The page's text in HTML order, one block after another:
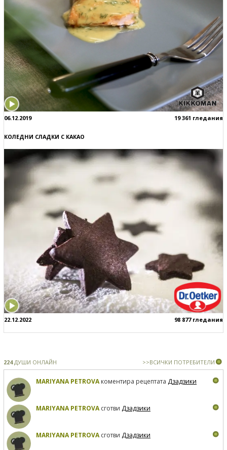
06.12.2019 19 361 гледания
КОЛЕДНИ СЛАДКИ С КАКАО
22.12.2022 98 877 гледания
224ДУШИ ОНЛАЙН >>ВСИЧКИ ПОТРЕБИТЕЛИ
MARIYANA PETROVAкоментира рецептата Дзадзики
MARIYANA PETROVAсготви Дзадзики
MARIYANA PETROVAсготви Дзадзики